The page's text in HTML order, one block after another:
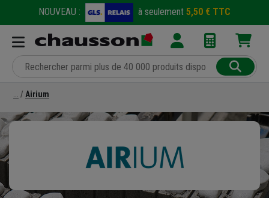
NOUVEAU : à seulement 5,50 € TTC
Airium